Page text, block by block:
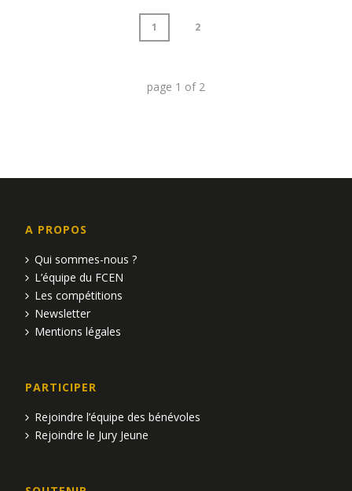
1 2
page 1 of 2
A PROPOS
Qui sommes-nous ?
L’équipe du FCEN
Les compétitions
Newsletter
Mentions légales
PARTICIPER
Rejoindre l’équipe des bénévoles
Rejoindre le Jury Jeune